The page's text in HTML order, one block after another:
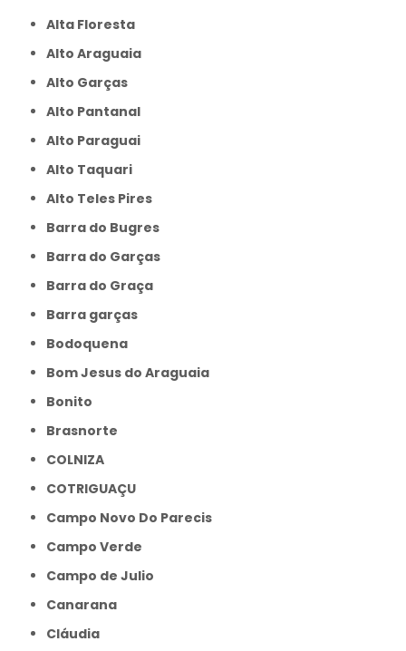
Alta Floresta
Alto Araguaia
Alto Garças
Alto Pantanal
Alto Paraguai
Alto Taquari
Alto Teles Pires
Barra do Bugres
Barra do Garças
Barra do Graça
Barra garças
Bodoquena
Bom Jesus do Araguaia
Bonito
Brasnorte
COLNIZA
COTRIGUAÇU
Campo Novo Do Parecis
Campo Verde
Campo de Julio
Canarana
Cláudia